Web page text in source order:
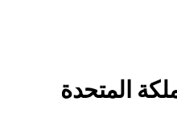
المتحدة